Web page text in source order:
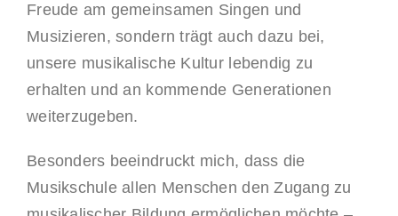
Freude am gemeinsamen Singen und
Musizieren, sondern trägt auch dazu bei,
unsere musikalische Kultur lebendig zu
erhalten und an kommende Generationen
weiterzugeben.
Besonders beeindruckt mich, dass die
Musikschule allen Menschen den Zugang zu